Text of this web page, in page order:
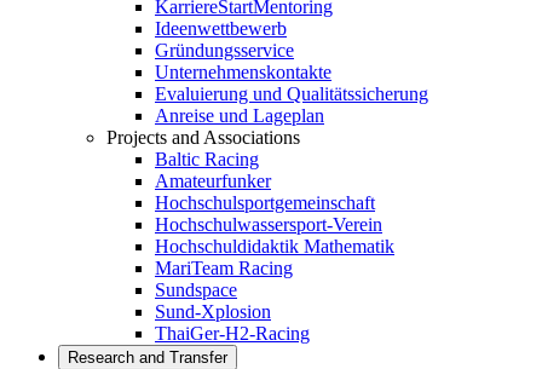
KarriereStartMentoring
Ideenwettbewerb
Gründungsservice
Unternehmenskontakte
Evaluierung und Qualitätssicherung
Anreise und Lageplan
Projects and Associations
Baltic Racing
Amateurfunker
Hochschulsportgemeinschaft
Hochschulwassersport-Verein
Hochschuldidaktik Mathematik
MariTeam Racing
Sundspace
Sund-Xplosion
ThaiGer-H2-Racing
Research and Transfer